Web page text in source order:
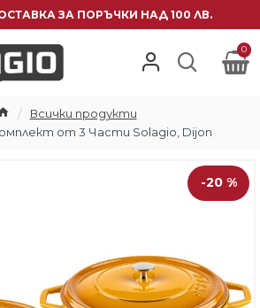
ЗА ПОРЪЧКИ НАД 100 ЛВ.
0
Всички продукти
от 3 Части Solagio, Dijon
-20 %